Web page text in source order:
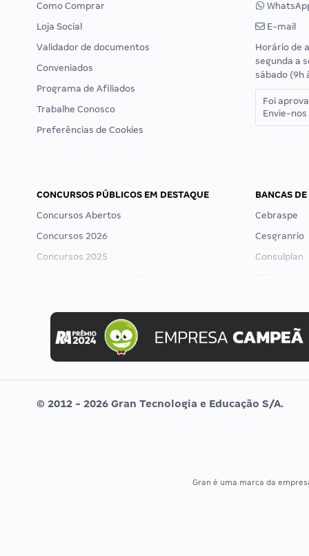
Como Comprar
Loja Social
Validador de documentos
Conveniados
Programa de Afiliados
Trabalhe Conosco
Preferências de Cookies
E-mail
Horário de
segunda a
sábado (9h
Foi
Envie-
CONCURSOS PÚBLICOS EM DESTAQUE
Concursos Abertos
Concursos 2026
Concursos 2025
Concurso MPU
Editais publicados
BANCAS
Cebraspe
Cesgranrio
Consulplan
Selecon
Uniase
Vunesp
© 2012 - 2026 Gran Tecnologia e Educação S/A.
Gran é uma marca da